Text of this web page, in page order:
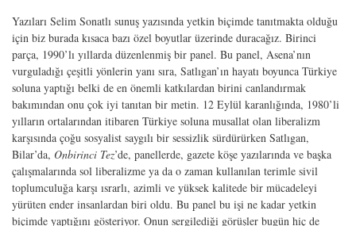
Yazıları Selim Sonatlı sunuş yazısında yetkin biçimde tanıtmakta olduğu
için biz burada kısaca bazı özel boyutlar üzerinde duracağız. Birinci
parça, 1990’lı yıllarda düzenlenmiş bir panel. Bu panel, Asena’nın
vurguladığı çeşitli yönlerin yanı sıra, Satlıgan’ın hayatı boyunca Türkiye
soluna yaptığı belki de en önemli katkılardan birini canlandırmak
bakımından onu çok iyi tanıtan bir metin. 12 Eylül karanlığında, 1980’li
yılların ortalarından itibaren Türkiye soluna musallat olan liberalizm
karşısında çoğu sosyalist saygılı bir sessizlik sürdürürken Satlıgan,
Bilar’da, Onbirinci Tez’de, panellerde, gazete köşe yazılarında ve başka
çalışmalarında sol liberalizme ya da o zaman kullanılan terimle sivil
toplumculuğa karşı ısrarlı, azimli ve yüksek kalitede bir mücadeleyi
yürüten ender insanlardan biri oldu. Bu panel bu işi ne kadar yetkin
biçimde yaptığını gösteriyor. Onun sergilediği görüşler bugün hiç de